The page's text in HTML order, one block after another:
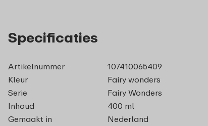
Specificaties
Artikelnummer
107410065409
Kleur
Fairy wonders
Serie
Fairy Wonders
Inhoud
400 ml
Gemaakt in
Nederland